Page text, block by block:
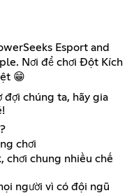
Esport and
Nơi để chơi Đột Kích
😁
đợi chúng ta, hãy gia
chơi
chơi chung nhiều chế
người vì có đội ngũ